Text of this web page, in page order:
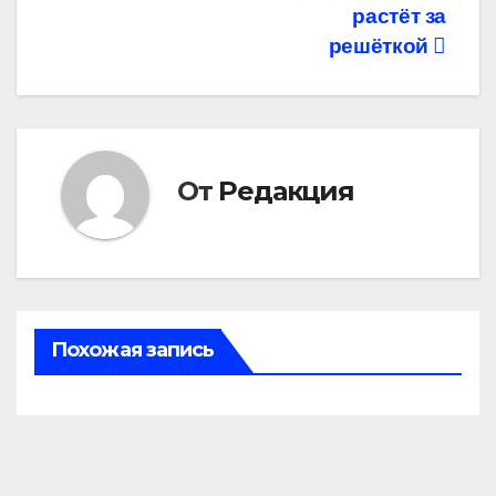
записям
растёт за
решёткой
От Редакция
Похожая запись